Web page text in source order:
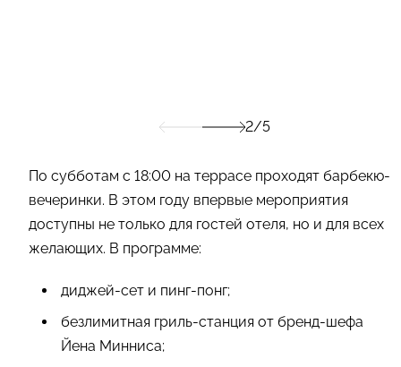
2/5
По субботам с 18:00 на террасе проходят барбекю-
вечеринки. В этом году впервые мероприятия
доступны не только для гостей отеля, но и для всех
желающих. В программе:
диджей-сет и пинг-понг;
безлимитная гриль-станция от бренд-шефа
Йена Минниса;